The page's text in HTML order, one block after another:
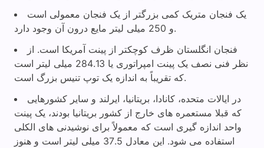
یک فنجان متریک کمی بزرگتر از یک فنجان معمولی است
و 250 میلی لیتر مایع درون آن وجود دارد.
فنجان انگلستان ظرف کوچکتر از پینت آمریکا است. از
نظر فنی نصف یک پینت امپراتوری یا 284.13 میلی لیتر است
که تقریباً به اندازه یک توپ تنیس بزرگ است.
در ایالات متحده، کانادا، بریتانیا، ایرلند و سایر کشورهایی
که قبلا مستعمره های خارج از کشور بریتانیا بودند، یک پینت
واحد اندازه گیری است که معمولاً برای نوشیدنی های الکلی
استفاده می شود. این معادل 37.5 میلی لیتر است و هنوز